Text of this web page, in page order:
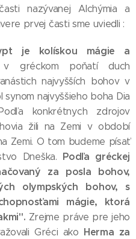
nazývanej Alchýmia a
prvej časti sme uviedli :
je kolískou mágie a
gréckom poňatí duch
najvyšších bohov v
najvyššieho boha Dia
konkrétnych zdrojov
žili na Zemi v období
Zemi. O tom budeme písať
Dneška. Podľa gréckej
za posla bohov,
olympských bohov, s
mágie, ktorá
Zrejme práve pre jeho
Gréci ako Herma za